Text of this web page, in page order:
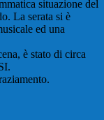
situazione del
La serata si è
ed una
è stato di circa